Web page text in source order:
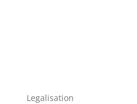
Legalisation